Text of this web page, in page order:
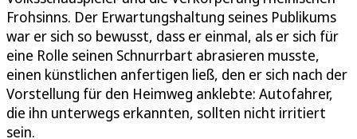
Frohsinns. Der Erwartungshaltung seines Publikums
war er sich so bewusst, dass er einmal, als er sich für
eine Rolle seinen Schnurrbart abrasieren musste,
einen künstlichen anfertigen ließ, den er sich nach der
Vorstellung für den Heimweg anklebte: Autofahrer,
die ihn unterwegs erkannten, sollten nicht irritiert
sein.